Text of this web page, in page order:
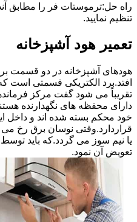
راه حل:ترموستات فر را مطابق
تنظیم نمایید.
تعمیر هود آشپزخانه
هودهای آشپزخانه در دو قسمت
افتد.برد الکتریکی قسمتی است
تقریباً می شود گفت مرکز
دارای محفظه های نگهدارنده
خود محکم بسته شده اند و داخل
قراردارد.وقتی نوسان برق رخ
یا نیم سوز می گردد.که باید
تعویض آن نمود.